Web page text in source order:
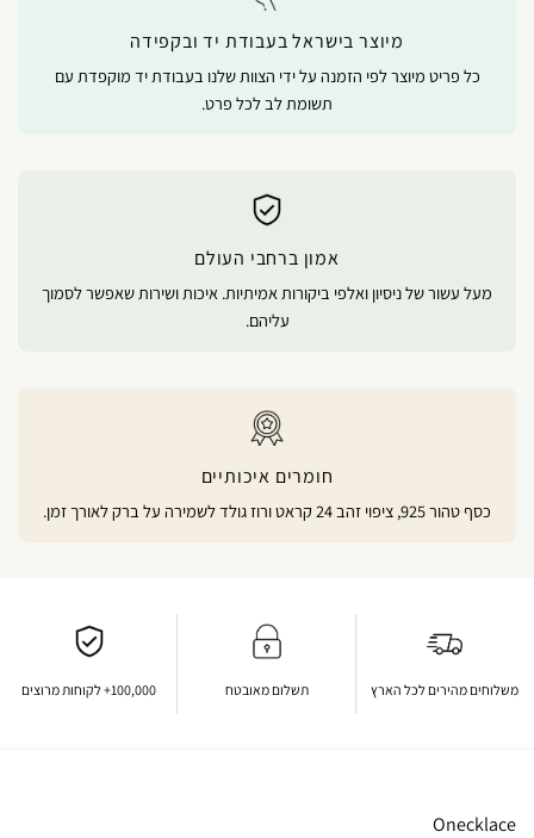
מיוצר בישראל בעבודת יד ובקפידה
כל פריט מיוצר לפי הזמנה על ידי הצוות שלנו בעבודת יד מוקפדת עם
תשומת לב לכל פרט.
אמון ברחבי העולם
מעל עשור של ניסיון ואלפי ביקורות אמיתיות. איכות ושירות שאפשר לסמוך
עליהם.
חומרים איכותיים
כסף טהור 925, ציפוי זהב 24 קראט ורוז גולד לשמירה על ברק לאורך זמן.
משלוחים מהירים לכל הארץ תשלום מאובטח 100,000+ לקוחות מרוצים
Onecklace